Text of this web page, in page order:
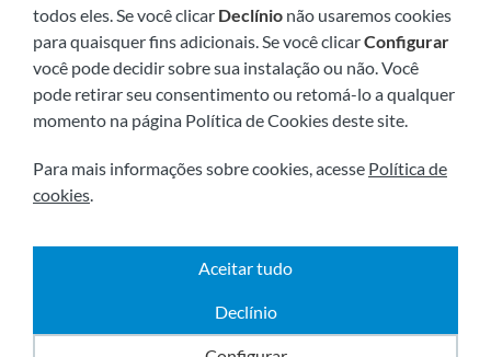
Visite-nos em breve em:
2026 © Todos os direitos reservados.
Política de cookies
Powered by
todos eles. Se você clicar Declínio não usaremos cookies
para quaisquer fins adicionais. Se você clicarConfigurar
você pode decidir sobre sua instalação ou não. Você
pode retirar seu consentimento ou retomá-lo a qualquer
momento na página Política de Cookies deste site.
Para mais informações sobre cookies, acesse Política de
cookies.
Aceitar tudo
Declínio